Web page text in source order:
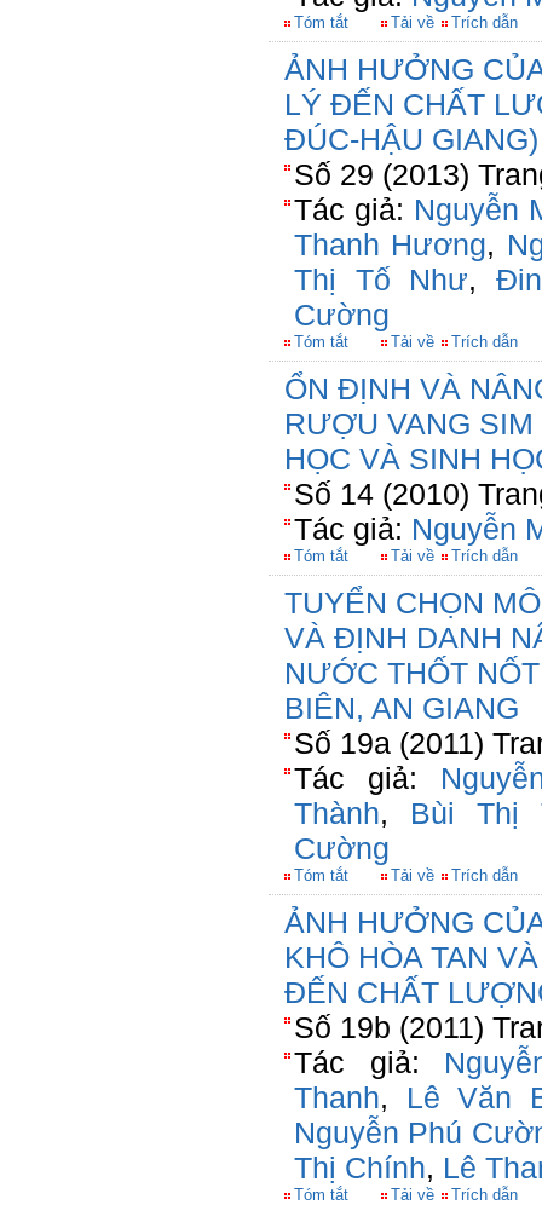
Tóm tắt Tải về Trích dẫn
ẢNH HƯỞNG
LÝ ĐẾN CHẤT
ĐÚC-HẬU GIANG)
Số 29 (2013)
Tác giả: Nguyễn
Thanh Hương,
Thị Tố Như,
Cường
Tóm tắt Tải về Trích dẫn
ỔN ĐỊNH VÀ
RƯỢU VANG
HỌC VÀ SINH
Số 14 (2010)
Tác giả: Nguyễn
Tóm tắt Tải về Trích dẫn
TUYỂN CHỌN
VÀ ĐỊNH DANH
NƯỚC THỐT
BIÊN, AN GIANG
Số 19a (2011)
Tác giả:
Thành, Bùi Thị
Cường
Tóm tắt Tải về Trích dẫn
ẢNH HƯỞNG
KHÔ HÒA TAN
ĐẾN CHẤT
Số 19b (2011)
Tác giả:
Thanh, Lê Văn
Nguyễn Phú
Thị Chính, Lê
Tóm tắt Tải về Trích dẫn